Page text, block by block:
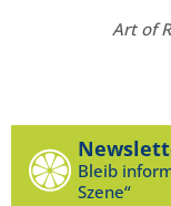
Art of
Bleib
Szene“